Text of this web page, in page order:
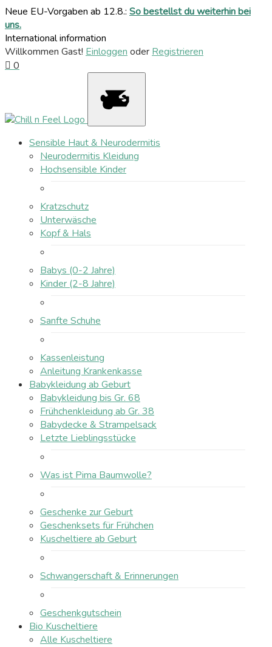
Neue EU-Vorgaben ab 12.8.: So bestellst du weiterhin bei
uns.
International information
Willkommen Gast! Einloggen oder Registrieren
0
Sensible Haut & Neurodermitis
Neurodermitis Kleidung
Hochsensible Kinder
Kratzschutz
Unterwäsche
Kopf & Hals
Babys (0-2 Jahre)
Kinder (2-8 Jahre)
Sanfte Schuhe
Kassenleistung
Anleitung Krankenkasse
Babykleidung ab Geburt
Babykleidung bis Gr. 68
Frühchenkleidung ab Gr. 38
Babydecke & Strampelsack
Letzte Lieblingsstücke
Was ist Pima Baumwolle?
Geschenke zur Geburt
Geschenksets für Frühchen
Kuscheltiere ab Geburt
Schwangerschaft & Erinnerungen
Geschenkgutschein
Bio Kuscheltiere
Alle Kuscheltiere